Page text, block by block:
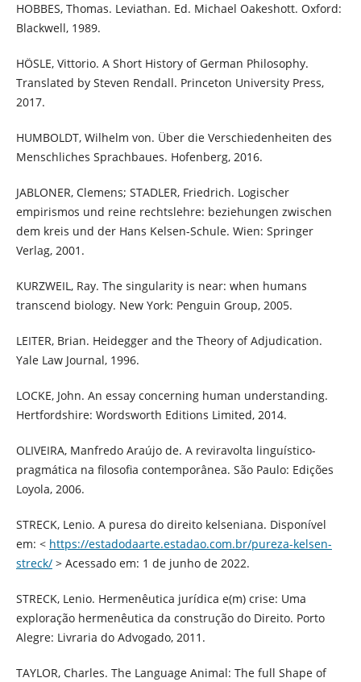
HOBBES, Thomas. Leviathan. Ed. Michael Oakeshott. Oxford:
Blackwell, 1989.
HÖSLE, Vittorio. A Short History of German Philosophy.
Translated by Steven Rendall. Princeton University Press,
2017.
HUMBOLDT, Wilhelm von. Über die Verschiedenheiten des
Menschliches Sprachbaues. Hofenberg, 2016.
JABLONER, Clemens; STADLER, Friedrich. Logischer
empirismos und reine rechtslehre: beziehungen zwischen
dem kreis und der Hans Kelsen-Schule. Wien: Springer
Verlag, 2001.
KURZWEIL, Ray. The singularity is near: when humans
transcend biology. New York: Penguin Group, 2005.
LEITER, Brian. Heidegger and the Theory of Adjudication.
Yale Law Journal, 1996.
LOCKE, John. An essay concerning human understanding.
Hertfordshire: Wordsworth Editions Limited, 2014.
OLIVEIRA, Manfredo Araújo de. A reviravolta linguístico-
pragmática na filosofia contemporânea. São Paulo: Edições
Loyola, 2006.
STRECK, Lenio. A puresa do direito kelseniana. Disponível
em: < https://estadodaarte.estadao.com.br/pureza-kelsen-
streck/> Acessado em: 1 de junho de 2022.
STRECK, Lenio. Hermenêutica jurídica e(m) crise: Uma
exploração hermenêutica da construção do Direito. Porto
Alegre: Livraria do Advogado, 2011.
TAYLOR, Charles. The Language Animal: The full Shape of